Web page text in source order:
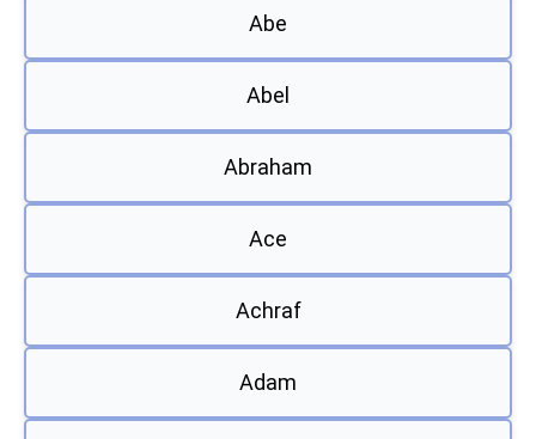
Abe
Abel
Abraham
Ace
Achraf
Adam